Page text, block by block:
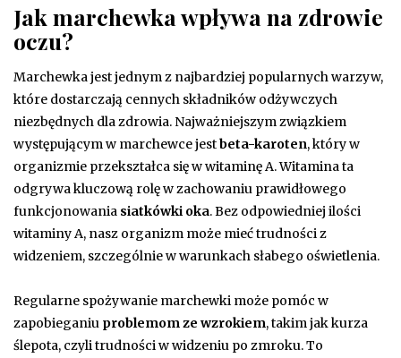
Jak marchewka wpływa na zdrowie
oczu?
Marchewka jest jednym z najbardziej popularnych warzyw,
które dostarczają cennych składników odżywczych
niezbędnych dla zdrowia. Najważniejszym związkiem
występującym w marchewce jestbeta-karoten, który w
organizmie przekształca się w witaminę A. Witamina ta
odgrywa kluczową rolę w zachowaniu prawidłowego
funkcjonowania siatkówki oka. Bez odpowiedniej ilości
witaminy A, nasz organizm może mieć trudności z
widzeniem, szczególnie w warunkach słabego oświetlenia.
Regularne spożywanie marchewki może pomóc w
zapobieganiu problemom ze wzrokiem, takim jak kurza
ślepota, czyli trudności w widzeniu po zmroku. To